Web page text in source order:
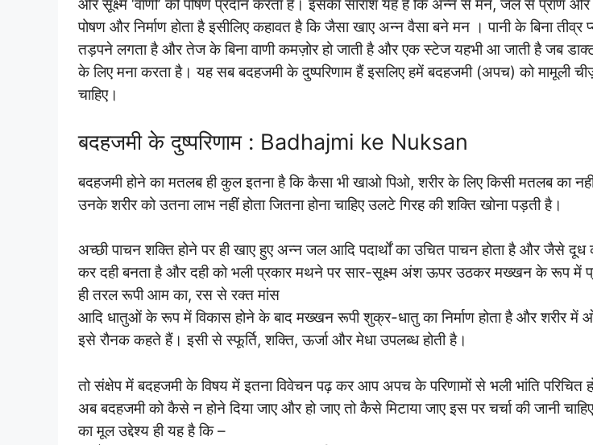
और सूक्ष्म ‘वाणी’ को पोषण प्रदान करता है। इसका सारांश यह है कि अन्न से मन, जल से प्राण
पोषण और निर्माण होता है इसीलिए कहावत है कि जैसा खाए अन्न वैसा बने मन । पानी के बिना तीव्र
तड़पने लगता है और तेज के बिना वाणी कमज़ोर हो जाती है और एक स्टेज यहभी आ जाती है जब
के लिए मना करता है। यह सब बदहजमी के दुष्परिणाम हैं इसलिए हमें बदहजमी (अपच) को मामूली
चाहिए।
बदहजमी के दुष्परिणाम : Badhajmi ke Nuksan
बदहजमी होने का मतलब ही कुल इतना है कि कैसा भी खाओ पिओ, शरीर के लिए किसी मतलब का
उनके शरीर को उतना लाभ नहीं होता जितना होना चाहिए उलटे गिरह की शक्ति खोना पड़ती है।
अच्छी पाचन शक्ति होने पर ही खाए हुए अन्न जल आदि पदार्थों का उचित पाचन होता है और जैसे
कर दही बनता है और दही को भली प्रकार मथने पर सार-सूक्ष्म अंश ऊपर उठकर मख्खन के रूप में
ही तरल रूपी आम का, रस से रक्त मांस
आदि धातुओं के रूप में विकास होने के बाद मख्खन रूपी शुक्र-धातु का निर्माण होता है और शरीर में
इसे रौनक कहते हैं। इसी से स्फूर्ति, शक्ति, ऊर्जा और मेधा उपलब्ध होती है।
तो संक्षेप में बदहजमी के विषय में इतना विवेचन पढ़ कर आप अपच के परिणामों से भली भांति परिचित
अब बदहजमी को कैसे न होने दिया जाए और हो जाए तो कैसे मिटाया जाए इस पर चर्चा की जानी
का मूल उद्देश्य ही यह है कि –